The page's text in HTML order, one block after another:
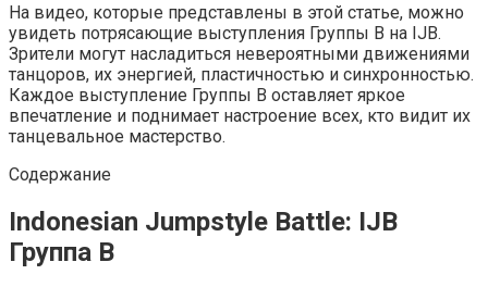
На видео, которые представлены в этой статье, можно
увидеть потрясающие выступления Группы B на IJB.
Зрители могут насладиться невероятными движениями
танцоров, их энергией, пластичностью и синхронностью.
Каждое выступление Группы B оставляет яркое
впечатление и поднимает настроение всех, кто видит их
танцевальное мастерство.
Содержание
Indonesian Jumpstyle Battle: IJB
Группа B